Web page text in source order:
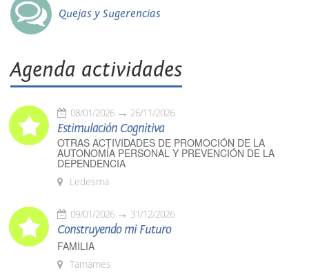
Quejas y Sugerencias
Agenda actividades
08/01/2026 26/11/2026
Estimulación Cognitiva
OTRAS ACTIVIDADES DE PROMOCIÓN DE LA
AUTONOMÍA PERSONAL Y PREVENCIÓN DE LA
DEPENDENCIA
Ledesma
09/01/2026 31/12/2026
Construyendo mi Futuro
FAMILIA
Tamames